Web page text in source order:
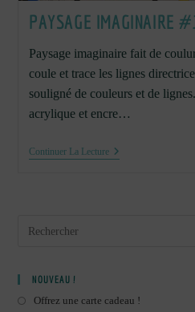
PAYSAGE IMAGINAIRE
Paysage imaginaire fait de
coule et trace les lignes
souligné de couleurs et de
acrylique et encre…
Continuer La LecturePaysage
NOUVEAU !
Offrez une carte cadeau !